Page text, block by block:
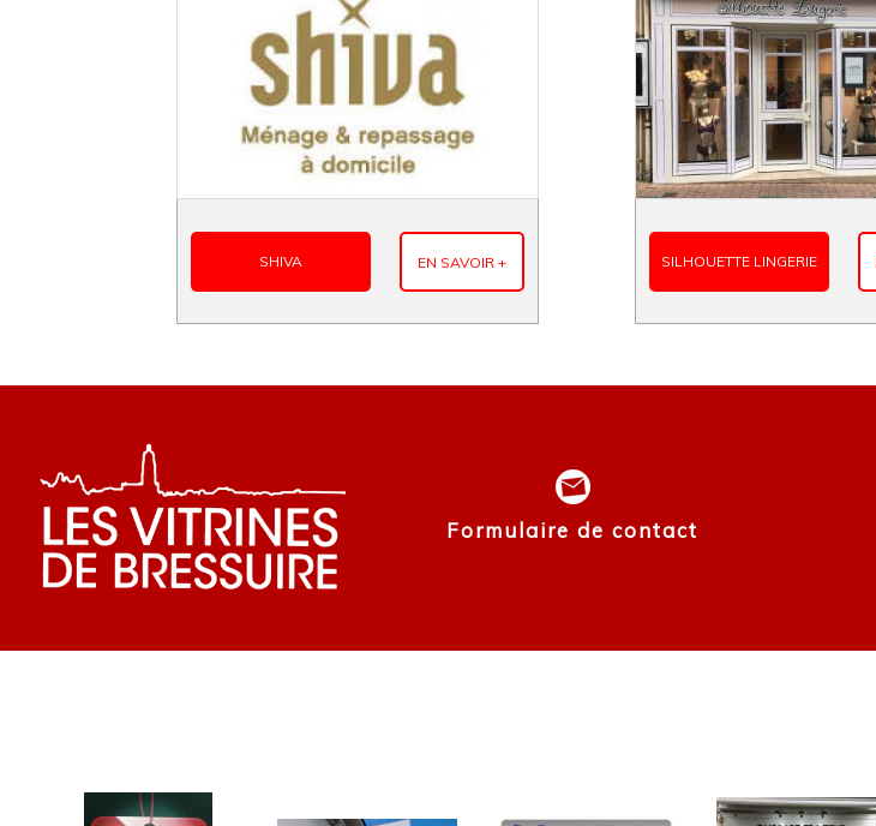
SHIVA EN SAVOIR + SILHOUETTE LINGERIE
Formulaire de contact